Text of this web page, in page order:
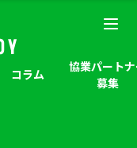
コラム
協業パート
募集